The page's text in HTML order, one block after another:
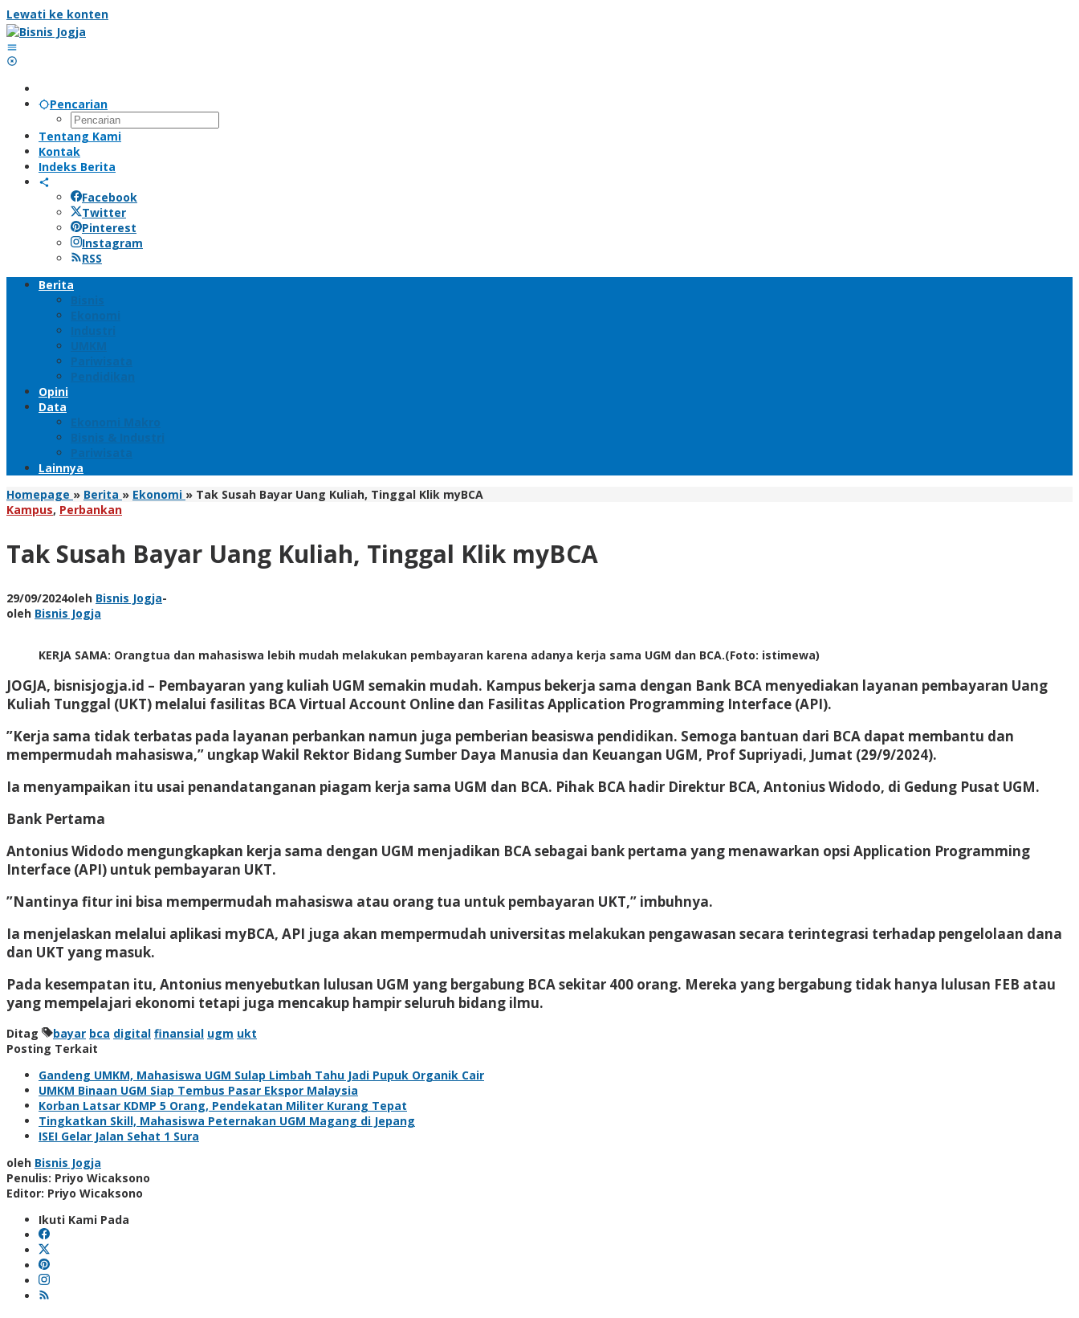
Lewati ke konten
Pencarian
Tentang Kami
Kontak
Indeks Berita
Facebook
Twitter
Pinterest
Instagram
RSS
Berita
Bisnis
Ekonomi
Industri
UMKM
Pariwisata
Pendidikan
Opini
Data
Ekonomi Makro
Bisnis & Industri
Pariwisata
Lainnya
Homepage » Berita » Ekonomi » Tak Susah Bayar Uang Kuliah, Tinggal Klik myBCA
Kampus, Perbankan
Tak Susah Bayar Uang Kuliah, Tinggal Klik myBCA
29/09/2024oleh Bisnis Jogja-
oleh Bisnis Jogja
KERJA SAMA: Orangtua dan mahasiswa lebih mudah melakukan pembayaran karena adanya kerja sama UGM dan BCA.(Foto: istimewa)
JOGJA, bisnisjogja.id – Pembayaran yang kuliah UGM semakin mudah. Kampus bekerja sama dengan Bank BCA menyediakan layanan pembayaran Uang
Kuliah Tunggal (UKT) melalui fasilitas BCA Virtual Account Online dan Fasilitas Application Programming Interface (API).
”Kerja sama tidak terbatas pada layanan perbankan namun juga pemberian beasiswa pendidikan. Semoga bantuan dari BCA dapat membantu dan
mempermudah mahasiswa,” ungkap Wakil Rektor Bidang Sumber Daya Manusia dan Keuangan UGM, Prof Supriyadi, Jumat (29/9/2024).
Ia menyampaikan itu usai penandatanganan piagam kerja sama UGM dan BCA. Pihak BCA hadir Direktur BCA, Antonius Widodo, di Gedung Pusat UGM.
Bank Pertama
Antonius Widodo mengungkapkan kerja sama dengan UGM menjadikan BCA sebagai bank pertama yang menawarkan opsi Application Programming
Interface (API) untuk pembayaran UKT.
”Nantinya fitur ini bisa mempermudah mahasiswa atau orang tua untuk pembayaran UKT,” imbuhnya.
Ia menjelaskan melalui aplikasi myBCA, API juga akan mempermudah universitas melakukan pengawasan secara terintegrasi terhadap pengelolaan dana
dan UKT yang masuk.
Pada kesempatan itu, Antonius menyebutkan lulusan UGM yang bergabung BCA sekitar 400 orang. Mereka yang bergabung tidak hanya lulusan FEB atau
yang mempelajari ekonomi tetapi juga mencakup hampir seluruh bidang ilmu.
Ditag bayar bca digital finansial ugm ukt
Posting Terkait
Gandeng UMKM, Mahasiswa UGM Sulap Limbah Tahu Jadi Pupuk Organik Cair
UMKM Binaan UGM Siap Tembus Pasar Ekspor Malaysia
Korban Latsar KDMP 5 Orang, Pendekatan Militer Kurang Tepat
Tingkatkan Skill, Mahasiswa Peternakan UGM Magang di Jepang
ISEI Gelar Jalan Sehat 1 Sura
oleh Bisnis Jogja
Penulis: Priyo Wicaksono
Editor: Priyo Wicaksono
Ikuti Kami Pada